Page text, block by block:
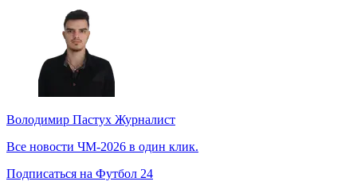
Володимир Пастух Журналист
Все новости ЧМ-2026 в один клик.
Подписаться на Футбол 24